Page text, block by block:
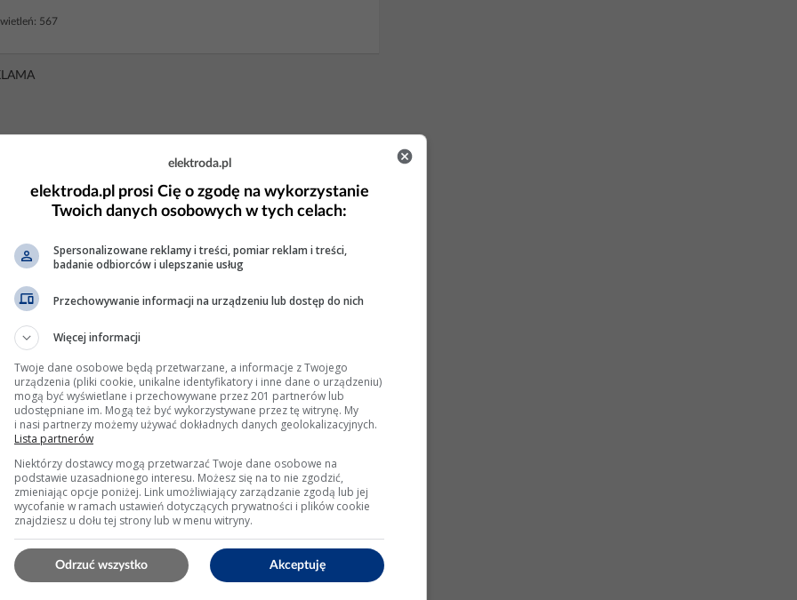
567
gdzie znaleźć dokumentację techniczną?
transformatora sieciowego znajduje się filtr Silesii FPpz-Bo4.
i nie chodzi o sam filtr. Zwarcie okładzin kondensatora w tym
w moim przypadku).Moja rada, to zawczasu...
3777
które drży i bzyczy po podłączeniu do
elektroda.pl
elektroda.pl prosi Cię o zgodę na wykorzystanie
Twoich danych osobowych w tych celach:
Spersonalizowane reklamy i treści, pomiar reklam i treści,
badanie odbiorców i ulepszanie usług
Przechowywanie informacji na urządzeniu lub dostęp do nich
Więcej informacji
Twoje dane osobowe będą przetwarzane, a informacje z Twojego
urządzenia (pliki cookie, unikalne identyfikatory i inne dane o urządzeniu)
mogą być wyświetlane i przechowywane przez 201 partnerów lub
udostępniane im. Mogą też być wykorzystywane przez tę witrynę. My
i nasi partnerzy możemy używać dokładnych danych geolokalizacyjnych.
Lista partnerów
Niektórzy dostawcy mogą przetwarzać Twoje dane osobowe na
podstawie uzasadnionego interesu. Możesz się na to nie zgodzić,
zmieniając opcje poniżej. Link umożliwiający zarządzanie zgodą lub jej
wycofanie w ramach ustawień dotyczących prywatności i plików cookie
znajdziesz u dołu tej strony lub w menu witryny.
Akceptuję
Odrzuć wszystko